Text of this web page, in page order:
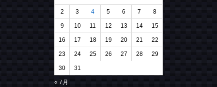
2 3 4 5 6 7 8
9 10 11 12 13 14 15
16 17 18 19 20 21 22
23 24 25 26 27 28 29
30 31
« 7月